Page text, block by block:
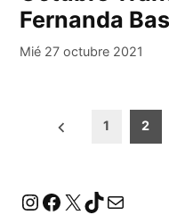
Fernanda
Mié 27 octubre 2021
Paginación
1 2
Instagram
Facebook
X TikTok
Correo